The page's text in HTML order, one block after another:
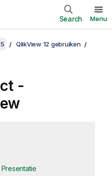
Search Menu
QlikView 12 gebruiken
-